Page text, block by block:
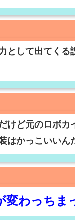
として出てくる
けど元のロボカ
はかっこいいん
変わっちま